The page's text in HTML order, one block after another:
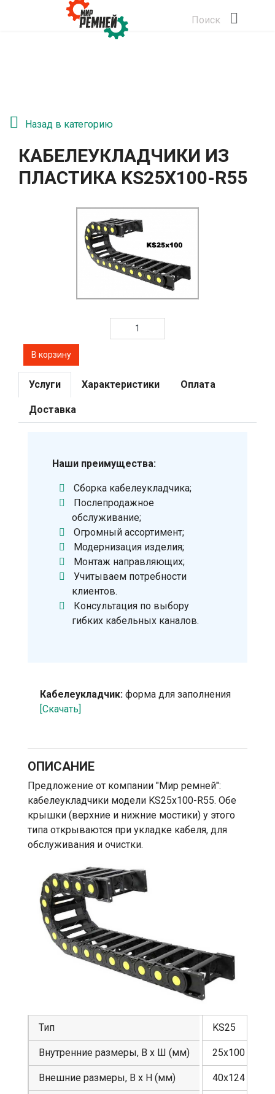
Поиск
Назад в категорию
КАБЕЛЕУКЛАДЧИКИ ИЗ
ПЛАСТИКА KS25Х100-R55
Услуги Характеристики Оплата
Доставка
Наши преимущества:
Сборка кабелеукладчика;
Послепродажное
обслуживание;
Огромный ассортимент;
Модернизация изделия;
Монтаж направляющих;
Учитываем потребности
клиентов.
Консультация по выбору
гибких кабельных каналов.
Кабелеукладчик: форма для заполнения
[Скачать]
ОПИСАНИЕ
Предложение от компании "Мир ремней":
кабелеукладчики модели KS25х100-R55. Обе
крышки (верхние и нижние мостики) у этого
типа открываются при укладке кабеля, для
обслуживания и очистки.
Тип
Внутренние размеры, В х Ш (мм)
Внешние размеры, В х Н (мм)
KS25
25х100
40х124